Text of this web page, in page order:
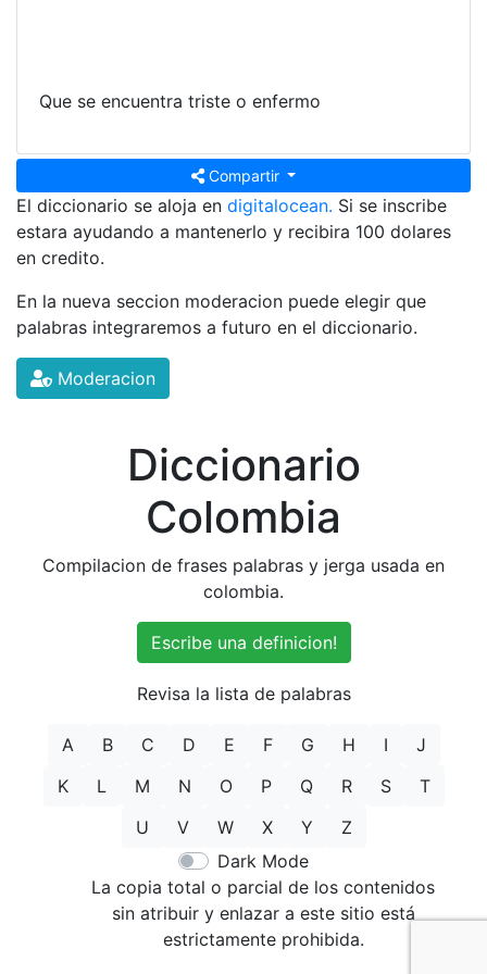
Que se encuentra triste o enfermo
Compartir
El diccionario se aloja en digitalocean. Si se inscribe
estara ayudando a mantenerlo y recibira 100 dolares
en credito.
En la nueva seccion moderacion puede elegir que
palabras integraremos a futuro en el diccionario.
Moderacion
Diccionario
Colombia
Compilacion de frases palabras y jerga usada en
colombia.
Escribe una definicion!
Revisa la lista de palabras
A B C D E F G H I
J
K
L M N O P Q R S
T
U
V W X Y
Z
Dark Mode
La copia total o parcial de los contenidos
sin atribuir y enlazar a este sitio está
estrictamente prohibida.